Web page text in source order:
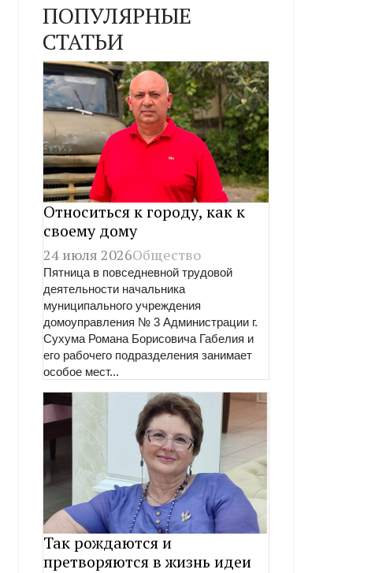
ПОПУЛЯРНЫЕ
СТАТЬИ
Относиться к городу, как к
своему дому
24 июля 2026Общество
Пятница в повседневной трудовой
деятельности начальника
муниципального учреждения
домоуправления № 3 Администрации г.
Сухума Романа Борисовича Габелия и
его рабочего подразделения занимает
особое мест...
Так рождаются и
претворяются в жизнь идеи